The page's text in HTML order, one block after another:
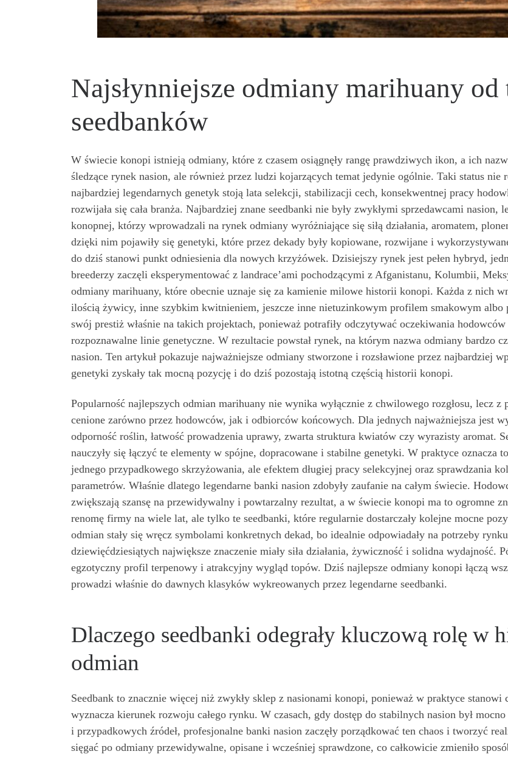
Najsłynniejsze odmiany marihuany
seedbanków
W świecie konopi istnieją odmiany, które z czasem osiągnęły rangę prawdziwych ikon, a ich
śledzące rynek nasion, ale również przez ludzi kojarzących temat jedynie ogólnie. Taki status nie
najbardziej legendarnych genetyk stoją lata selekcji, stabilizacji cech, konsekwentnej pracy
rozwijała się cała branża. Najbardziej znane seedbanki nie były zwykłymi sprzedawcami
konopnej, którzy wprowadzali na rynek odmiany wyróżniające się siłą działania, aromatem,
dzięki nim pojawiły się genetyki, które przez dekady były kopiowane, rozwijane i
do dziś stanowi punkt odniesienia dla nowych krzyżówek. Dzisiejszy rynek jest pełen hybryd,
breederzy zaczęli eksperymentować z landrace’ami pochodzącymi z Afganistanu, Kolumbii,
odmiany marihuany, które obecnie uznaje się za kamienie milowe historii konopi. Każda z nich
ilością żywicy, inne szybkim kwitnieniem, jeszcze inne nietuzinkowym profilem smakowym albo
swój prestiż właśnie na takich projektach, ponieważ potrafiły odczytywać oczekiwania
rozpoznawalne linie genetyczne. W rezultacie powstał rynek, na którym nazwa odmiany bardzo
nasion. Ten artykuł pokazuje najważniejsze odmiany stworzone i rozsławione przez najbardziej
genetyki zyskały tak mocną pozycję i do dziś pozostają istotną częścią historii konopi.
Popularność najlepszych odmian marihuany nie wynika wyłącznie z chwilowego rozgłosu, lecz z
cenione zarówno przez hodowców, jak i odbiorców końcowych. Dla jednych najważniejsza jest
odporność roślin, łatwość prowadzenia uprawy, zwarta struktura kwiatów czy wyrazisty aromat.
nauczyły się łączyć te elementy w spójne, dopracowane i stabilne genetyki. W praktyce oznacza
jednego przypadkowego skrzyżowania, ale efektem długiej pracy selekcyjnej oraz sprawdzania
parametrów. Właśnie dlatego legendarne banki nasion zdobyły zaufanie na całym świecie.
zwiększają szansę na przewidywalny i powtarzalny rezultat, a w świecie konopi ma to ogromne
renomę firmy na wiele lat, ale tylko te seedbanki, które regularnie dostarczały kolejne mocne
odmian stały się wręcz symbolami konkretnych dekad, bo idealnie odpowiadały na potrzeby
dziewięćdziesiątych największe znaczenie miały siła działania, żywiczność i solidna wydajność.
egzotyczny profil terpenowy i atrakcyjny wygląd topów. Dziś najlepsze odmiany konopi łączą
prowadzi właśnie do dawnych klasyków wykreowanych przez legendarne seedbanki.
Dlaczego seedbanki odegrały kluczową rolę w
odmian
Seedbank to znacznie więcej niż zwykły sklep z nasionami konopi, ponieważ w praktyce
wyznacza kierunek rozwoju całego rynku. W czasach, gdy dostęp do stabilnych nasion był
i przypadkowych źródeł, profesjonalne banki nasion zaczęły porządkować ten chaos i tworzyć
sięgać po odmiany przewidywalne, opisane i wcześniej sprawdzone, co całkowicie zmieniło